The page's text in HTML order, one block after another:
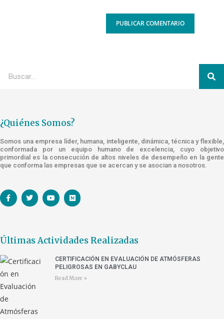
¿Quiénes Somos?
Somos una empresa líder, humana, inteligente, dinámica, técnica y flexible,
conformada por un equipo humano de excelencia, cuyo objetivo
primordial es la consecución de altos niveles de desempeño en la gente
que conforma las empresas que se acercan y se asocian a nosotros.
Últimas Actividades Realizadas
CERTIFICACIÓN EN EVALUACIÓN DE ATMÓSFERAS
PELIGROSAS EN GABYCLAU
Read More »